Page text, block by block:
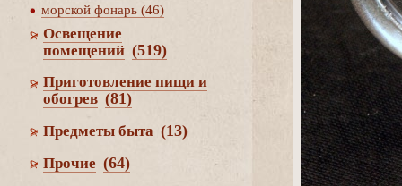
морской фонарь (46)
Освещение
помещений (519)
Приготовление пищи и
обогре (81)
Предметы быта (13)
Прочие (64)